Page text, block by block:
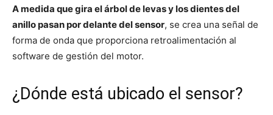
A medida que gira el árbol de levas y los dientes del
anillo pasan por delante del sensor, se crea una señal de
forma de onda que proporciona retroalimentación al
software de gestión del motor.
¿Dónde está ubicado el sensor?